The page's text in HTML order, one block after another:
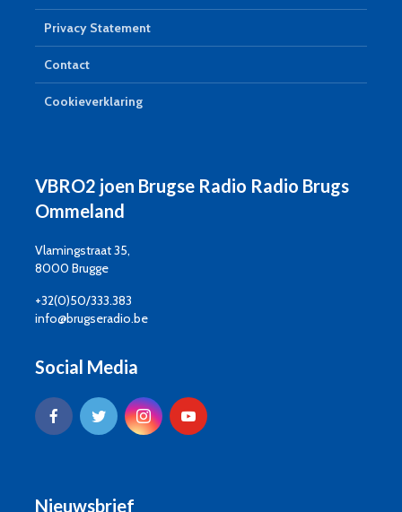
Privacy Statement
Contact
Cookieverklaring
VBRO2 joen Brugse Radio Radio Brugs
Ommeland
Vlamingstraat 35,
8000 Brugge
+32(0)50/333.383
info@brugseradio.be
Social Media
Nieuwsbrief